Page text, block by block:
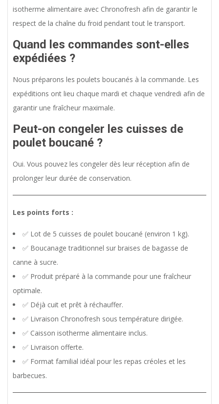
isotherme alimentaire avec Chronofresh afin de garantir le
respect de la chaîne du froid pendant tout le transport.
Quand les commandes sont-elles
expédiées ?
Nous préparons les poulets boucanés à la commande. Les
expéditions ont lieu chaque mardi et chaque vendredi afin de
garantir une fraîcheur maximale.
Peut-on congeler les cuisses de
poulet boucané ?
Oui. Vous pouvez les congeler dès leur réception afin de
prolonger leur durée de conservation.
Les points forts :
✅ Lot de 5 cuisses de poulet boucané (environ 1 kg).
✅ Boucanage traditionnel sur braises de bagasse de
canne à sucre.
✅ Produit préparé à la commande pour une fraîcheur
optimale.
✅ Déjà cuit et prêt à réchauffer.
✅ Livraison Chronofresh sous température dirigée.
✅ Caisson isotherme alimentaire inclus.
✅ Livraison offerte.
✅ Format familial idéal pour les repas créoles et les
barbecues.